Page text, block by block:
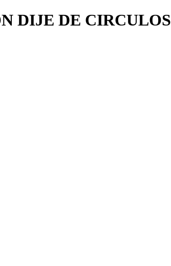
DIJE DE CIRCULOS